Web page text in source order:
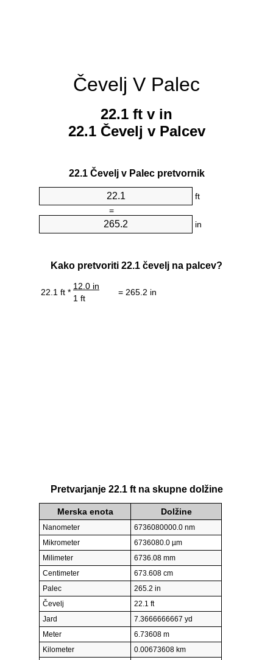
Čevelj V Palec
22.1 ft v in
22.1 Čevelj v Palcev
22.1 Čevelj v Palec pretvornik
ft
=
in
Kako pretvoriti 22.1 čevelj na palcev?
22.1 ft *
12.0 in
= 265.2 in
1 ft
Pretvarjanje 22.1 ft na skupne dolžine
Merska enota Dolžine
Nanometer
6736080000.0 nm
Mikrometer
6736080.0 µm
Milimeter
6736.08 mm
Centimeter
673.608 cm
Palec
265.2 in
Čevelj
22.1 ft
Jard
7.3666666667 yd
Meter
6.73608 m
Kilometer
0.00673608 km